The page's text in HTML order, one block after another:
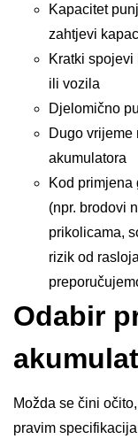
Kapacitet
zahtjevi
Kratki
ili vozila
Djelomično
Dugo vrijeme
akumulatora
Kod primjena
(npr. brodovi
prikolicama,
rizik od
Odabir
Možda se čini
pravim